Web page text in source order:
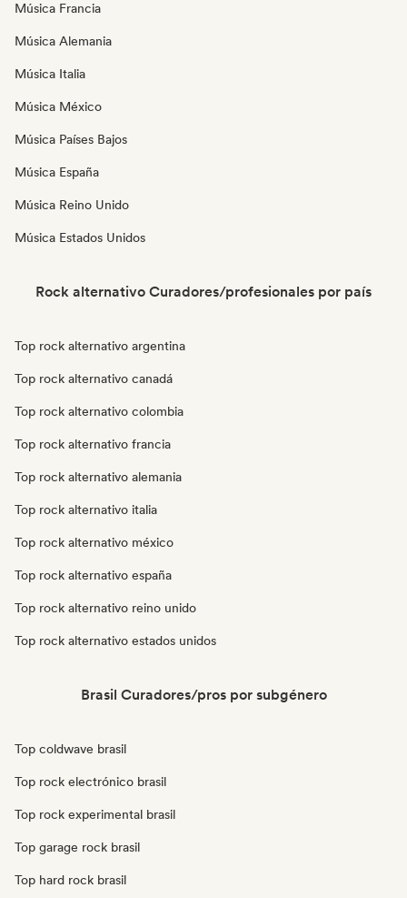
Música Francia
Música Alemania
Música Italia
Música México
Música Países Bajos
Música España
Música Reino Unido
Música Estados Unidos
Rock alternativo Curadores/profesionales por país
Top rock alternativo argentina
Top rock alternativo canadá
Top rock alternativo colombia
Top rock alternativo francia
Top rock alternativo alemania
Top rock alternativo italia
Top rock alternativo méxico
Top rock alternativo españa
Top rock alternativo reino unido
Top rock alternativo estados unidos
Brasil Curadores/pros por subgénero
Top coldwave brasil
Top rock electrónico brasil
Top rock experimental brasil
Top garage rock brasil
Top hard rock brasil